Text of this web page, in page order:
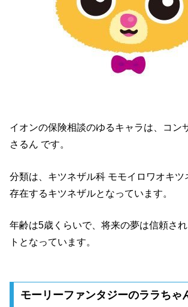
イオンの保険相談のゆるキャラは、コン
さるん です。
分類は、キツネザル科 モモイロワオキツ
存在するキツネザルとなっています。
年齢は5歳くらいで、将来の夢は信頼さ
トとなっています。
モーリーファンタジーのララちゃ